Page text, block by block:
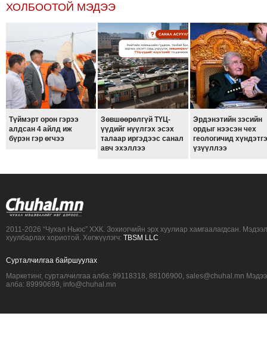
ХОЛБООТОЙ МЭДЭЭ
Түймэрт орон гэрээ
алдсан 4 айлд иж
бүрэн гэр өгчээ
Зөвшөөрөлгүй ТҮЦ-
үүдийг нүүлгэх эсэх
талаар иргэдээс санал
авч эхэллээ
Эрдэнэтийн зэсийн
ордыг нээсэн чех
геологичид
үзүүллээ
2011-2026 “Чухал Ньюс” ХХК. Зохиогчийн эрх хуулиар хамгаалагдсан.
хуулбарлах хориотой. Хөгжүүлэгч: TBSM LLC
Сурталчилгаа байршуулах
Маркетинг, сурталчилгаа алба: 99118318, 88106900, sales@chuhal.mn
алба: 89990699, info@chuhal.mn